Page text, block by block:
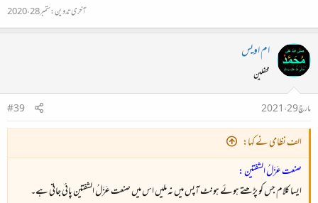
آخری تدوین:ستمبر 28، 2020
ام اویس
محفلین
مارچ 29، 2021
#39
الف نظامی نے کہا:
صنعت عَزَلُ الشفتین :
ایسا کلام جس کو پڑھتے ہوئے ہونٹ آپس میں نہ ملیں اس میں صنعت عَزَلُ الشفتین پائی جاتی ہے۔